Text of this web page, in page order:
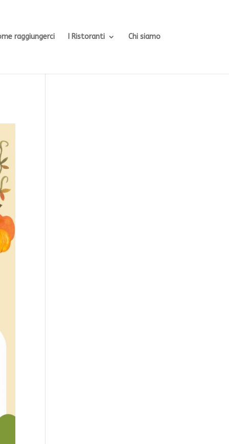
raggiungerci I Ristoranti Chi siamo